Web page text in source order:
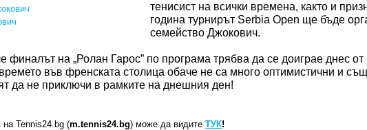
тенисист на всички времена, както и
година турнирът Serbia Open ще бъде
семейство Джокович.
финалът на „Ролан Гарос” по програма трябва да се доиграе днес от
във френската столица обаче не са много оптимистични и
да не приключи в рамките на днешния ден!
на Tennis24.bg (m.tennis24.bg) може да видите ТУК!